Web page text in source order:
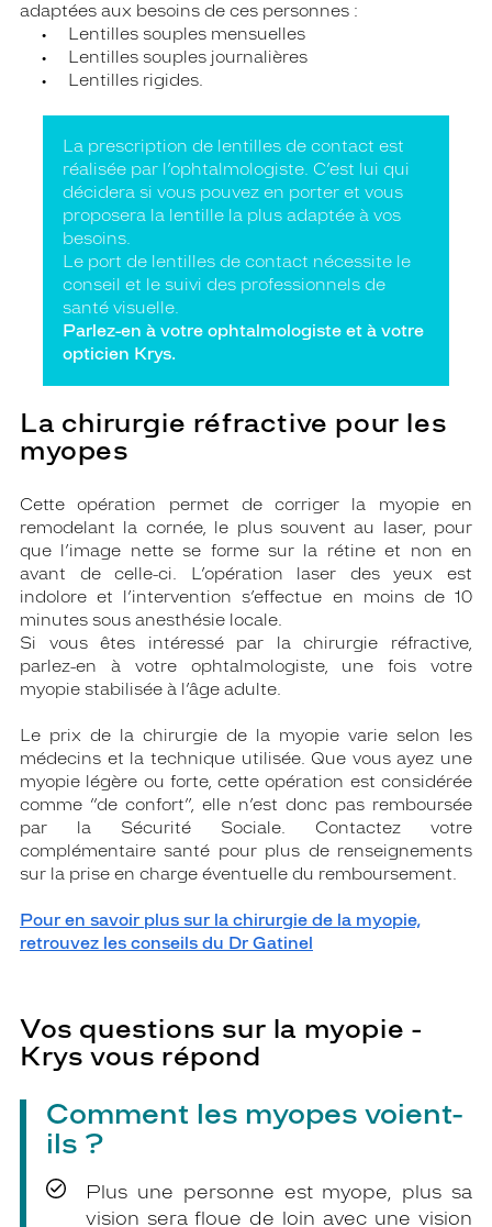
adaptées aux besoins de ces personnes :
• Lentilles souples mensuelles
• Lentilles souples journalières
• Lentilles rigides.
La prescription de lentilles de contact est
réalisée par l’ophtalmologiste. C’est lui qui
décidera si vous pouvez en porter et vous
proposera la lentille la plus adaptée à vos
besoins.
Le port de lentilles de contact nécessite le
conseil et le suivi des professionnels de
santé visuelle.
Parlez-en à votre ophtalmologiste et à votre
opticien Krys.
La chirurgie réfractive pour les
myopes
Cette opération permet de corriger la myopie en
remodelant la cornée, le plus souvent au laser, pour
que l’image nette se forme sur la rétine et non en
avant de celle-ci. L’opération laser des yeux est
indolore et l’intervention s’effectue en moins de 10
minutes sous anesthésie locale.
Si vous êtes intéressé par la chirurgie réfractive,
parlez-en à votre ophtalmologiste, une fois votre
myopie stabilisée à l’âge adulte.
Le prix de la chirurgie de la myopie varie selon les
médecins et la technique utilisée. Que vous ayez une
myopie légère ou forte, cette opération est considérée
comme “de confort”, elle n’est donc pas remboursée
par la Sécurité Sociale. Contactez votre
complémentaire santé pour plus de renseignements
sur la prise en charge éventuelle du remboursement.
Pour en savoir plus sur la chirurgie de la myopie,
retrouvez les conseils du Dr Gatinel
Vos questions sur la myopie -
Krys vous répond
Comment les myopes voient-
ils ?
Plus une personne est myope, plus sa
vision sera floue de loin avec une vision